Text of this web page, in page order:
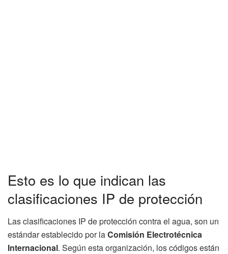
Esto es lo que indican las
clasificaciones IP de protección
Las clasificaciones IP de protección contra el agua, son un
estándar establecido por laComisión Electrotécnica
Internacional. Según esta organización, los códigos están